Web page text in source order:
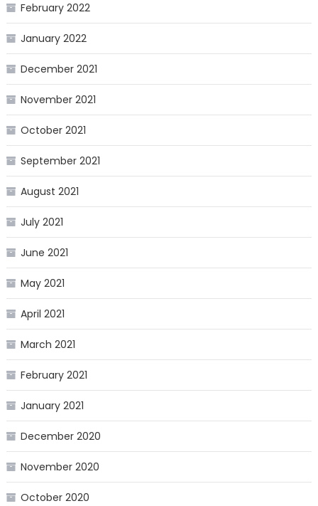
February 2022
January 2022
December 2021
November 2021
October 2021
September 2021
August 2021
July 2021
June 2021
May 2021
April 2021
March 2021
February 2021
January 2021
December 2020
November 2020
October 2020